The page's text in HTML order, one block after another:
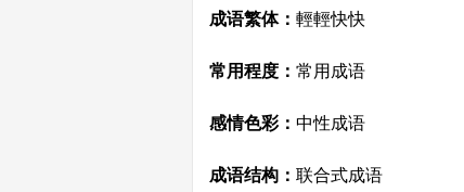
成语繁体： 輕輕快快
常用程度： 常用成语
感情色彩： 中性成语
成语结构： 联合式成语